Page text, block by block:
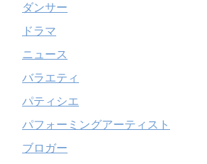
ダンサー
ドラマ
ニュース
バラエティ
パティシエ
パフォーミングアーティスト
ブロガー